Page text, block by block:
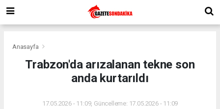
Anasayfa
Trabzon'da arızalanan tekne son
anda kurtarıldı
17.05.2026 - 11:09, Güncelleme: 17.05.2026 - 11:09